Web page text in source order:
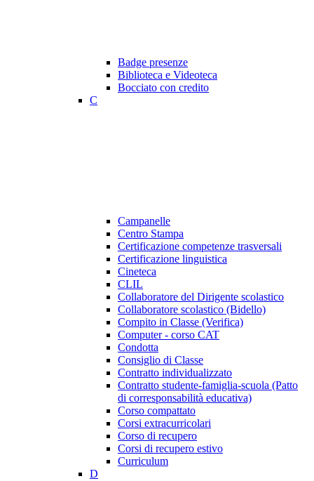
Badge presenze
Biblioteca e Videoteca
Bocciato con credito
C
Campanelle
Centro Stampa
Certificazione competenze trasversali
Certificazione linguistica
Cineteca
CLIL
Collaboratore del Dirigente scolastico
Collaboratore scolastico (Bidello)
Compito in Classe (Verifica)
Computer - corso CAT
Condotta
Consiglio di Classe
Contratto individualizzato
Contratto studente-famiglia-scuola (Patto
di corresponsabilità educativa)
Corso compattato
Corsi extracurricolari
Corso di recupero
Corsi di recupero estivo
Curriculum
D